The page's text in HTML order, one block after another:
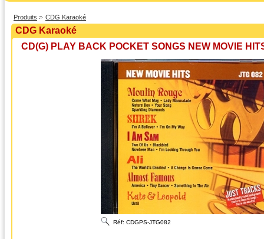
Produits CDG Karaoké
CDG Karaoké
CD(G) PLAY BACK POCKET SONGS NEW MOVIE
Réf: CDGPS-JTG082